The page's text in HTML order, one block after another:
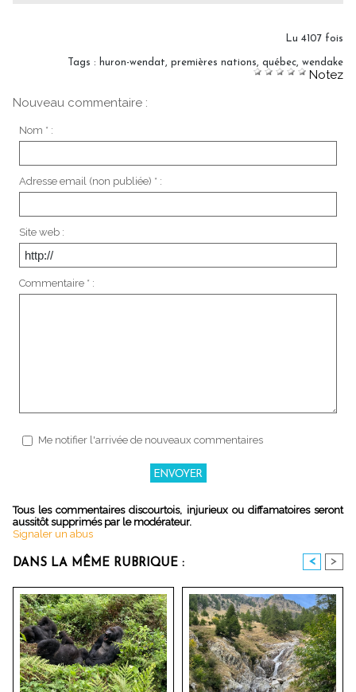
Lu 4107 fois
Tags : huron-wendat premières nations québec wendake
Notez
Nouveau commentaire :
Nom * :
Adresse email (non publiée) * :
Site web :
Commentaire * :
Me notifier l'arrivée de nouveaux commentaires
Tous les commentaires discourtois, injurieux ou diffamatoires seront
aussitôt supprimés par le modérateur.
Signaler un abus
DANS LA MÊME RUBRIQUE : < >